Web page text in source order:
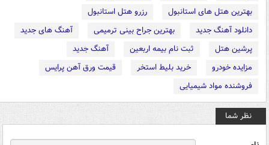
بهترین هتل های استانبول
رزرو هتل استانبول
دانلود آهنگ جدید
بهترین جراح بینی ترمیمی
آهنگ های جدید
پرشین هتل
ثبت نام بیمه اربعین
آهنگ جدید
مزایده خودرو
خرید بلیط استخر
قیمت ورق آهن پرایس
فروشنده مواد شیمیایی
نظر شما